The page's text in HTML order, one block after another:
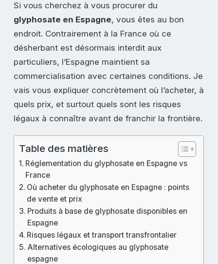
Si vous cherchez à vous procurer du
glyphosate en Espagne, vous êtes au bon
endroit. Contrairement à la France où ce
désherbant est désormais interdit aux
particuliers, l’Espagne maintient sa
commercialisation avec certaines conditions. Je
vais vous expliquer concrètement où l’acheter, à
quels prix, et surtout quels sont les risques
légaux à connaître avant de franchir la frontière.
Table des matières
Réglementation du glyphosate en Espagne vs
France
Où acheter du glyphosate en Espagne : points
de vente et prix
Produits à base de glyphosate disponibles en
Espagne
Risques légaux et transport transfrontalier
Alternatives écologiques au glyphosate
espagne